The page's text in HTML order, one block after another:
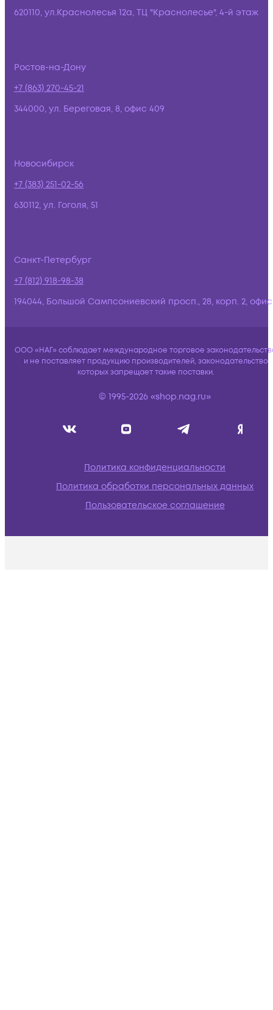
620110, ул.Краснолесья 12а, ТЦ "Краснолесье", 4-й этаж
Ростов-на-Дону
+7 (863) 270-45-21
344000, ул. Береговая, 8, офис 409
Новосибирск
+7 (383) 251-02-56
630112, ул. Гоголя, 51
Санкт-Петербург
+7 (812) 918-98-38
194044, Большой Сампсониевский просп., 28, корп. 2,
ООО «НАГ» соблюдает международное торговое
и не поставляет продукцию производителей, законодательство
которых запрещает такие поставки.
© 1995-2026 «shop.nag.ru»
Политика конфиденциальности
Политика обработки персональных данных
Пользовательское соглашение